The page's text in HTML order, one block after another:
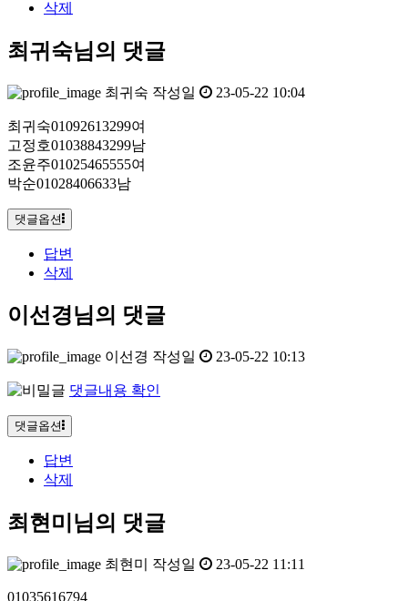
삭제
최귀숙님의 댓글
최귀숙 작성일 23-05-22 10:04
최귀숙01092613299여
고정호01038843299남
조윤주01025465555여
박순01028406633남
댓글옵션
답변
삭제
이선경님의 댓글
이선경 작성일 23-05-22 10:13
댓글내용 확인
댓글옵션
답변
삭제
최현미님의 댓글
최현미 작성일 23-05-22 11:11
01035616794